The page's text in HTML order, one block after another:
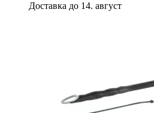
Доставка до 14. август